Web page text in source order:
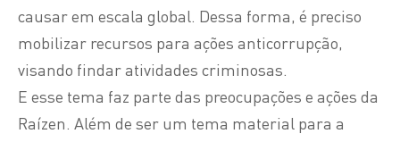
causar em escala global. Dessa forma, é preciso
mobilizar recursos para ações anticorrupção,
visando findar atividades criminosas.
E esse tema faz parte das preocupações e ações da
Raízen. Além de ser um tema material para a